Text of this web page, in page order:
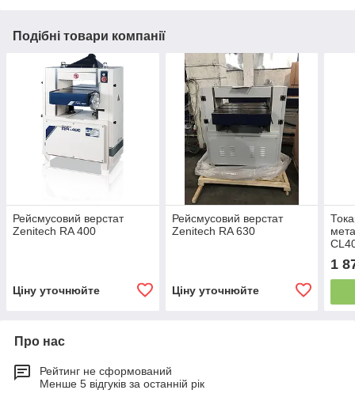
Подібні товари компанії
Рейсмусовий верстат
Zenitech RA 400
Ціну уточнюйте
Рейсмусовий верстат
Zenitech RA 630
Ціну уточнюйте
1
Про нас
Рейтинг не сформований
Менше 5 відгуків за останній рік